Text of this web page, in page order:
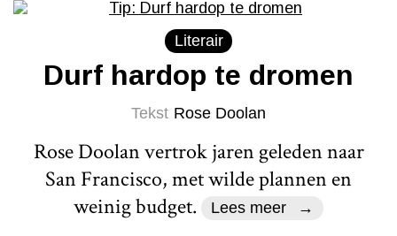
Literair
Durf hardop te dromen
Tekst Rose Doolan
Rose Doolan vertrok jaren geleden naar
San Francisco, met wilde plannen en
weinig budget.
Lees meer